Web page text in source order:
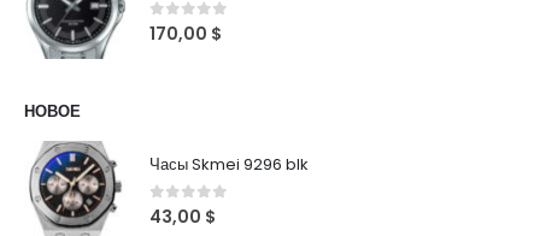
0out of 5
170,00 $
НОВОЕ
Часы Skmei 9296 blk
0 out of 5
43,00 $